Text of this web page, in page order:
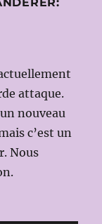
attaque.
nouveau
c’est un
Nous